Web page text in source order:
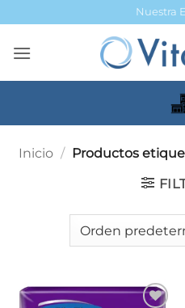
al
contenido
Nuestra
Inicio / Productos